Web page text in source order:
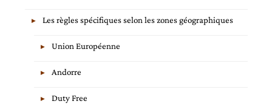
Les règles spécifiques selon les zones géographiques
Union Européenne
Andorre
Duty Free